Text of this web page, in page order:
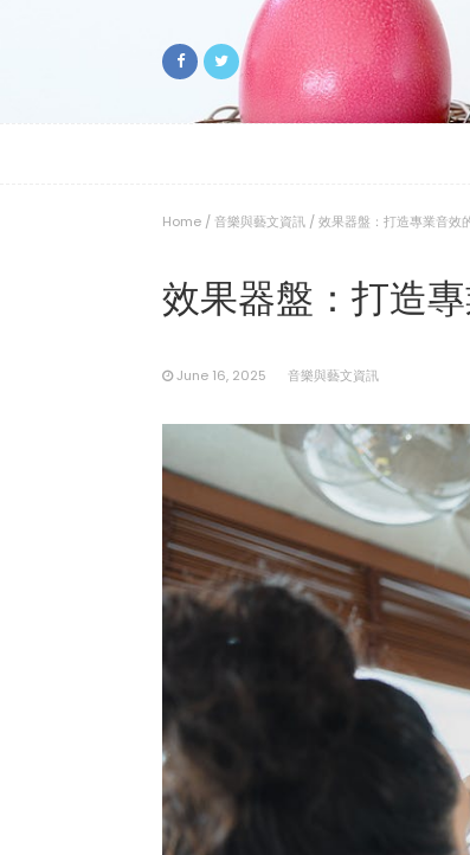
Home / 音樂與藝文資訊 /效果器盤：打造專業音效
效果器盤：打造
June 16, 2025 音樂與藝文資訊